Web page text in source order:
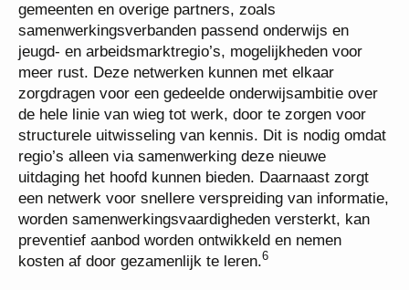
gemeenten en overige partners, zoals
samenwerkingsverbanden passend onderwijs en
jeugd- en arbeidsmarktregio’s, mogelijkheden voor
meer rust. Deze netwerken kunnen met elkaar
zorgdragen voor een gedeelde onderwijsambitie over
de hele linie van wieg tot werk, door te zorgen voor
structurele uitwisseling van kennis. Dit is nodig omdat
regio’s alleen via samenwerking deze nieuwe
uitdaging het hoofd kunnen bieden. Daarnaast zorgt
een netwerk voor snellere verspreiding van informatie,
worden samenwerkingsvaardigheden versterkt, kan
preventief aanbod worden ontwikkeld en nemen
kosten af door gezamenlijk te leren.6